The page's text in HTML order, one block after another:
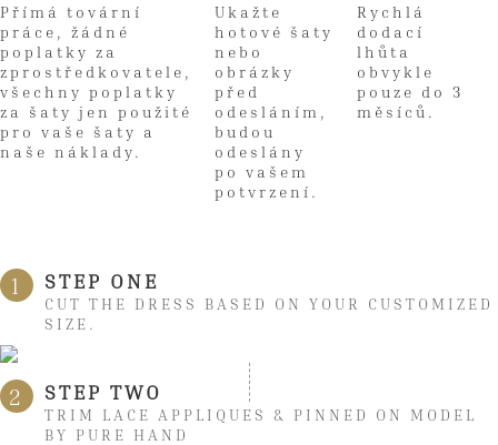
Přímá tovární
práce, žádné
poplatky za
zprostředkovatele,
všechny poplatky
za šaty jen použité
pro vaše šaty a
naše náklady.
Ukažte
hotové šaty
nebo
obrázky
před
odesláním,
budou
odeslány
po vašem
potvrzení.
Rychlá
dodací
lhůta
obvykle
pouze do 3
měsíců.
1 STEP ONE
CUT THE DRESS BASED ON YOUR CUSTOMIZED
SIZE.
2 STEP TWO
TRIM LACE APPLIQUES & PINNED ON MODEL
BY PURE HAND